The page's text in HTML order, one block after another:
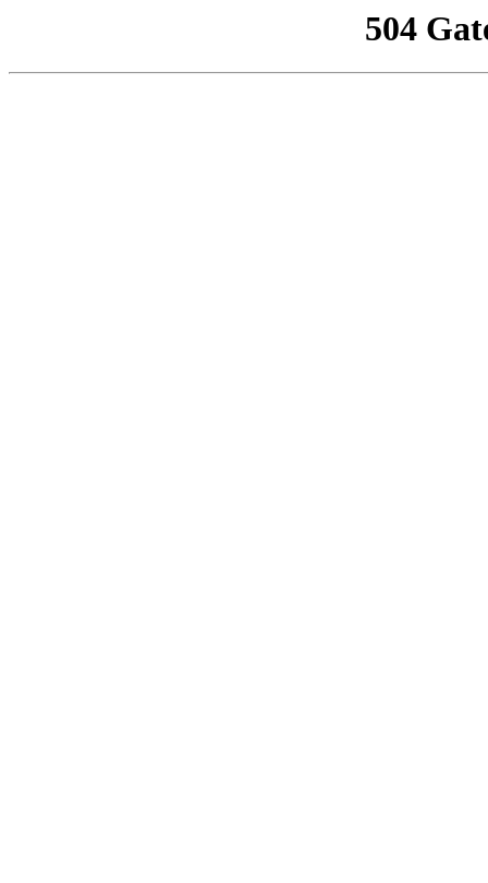
504